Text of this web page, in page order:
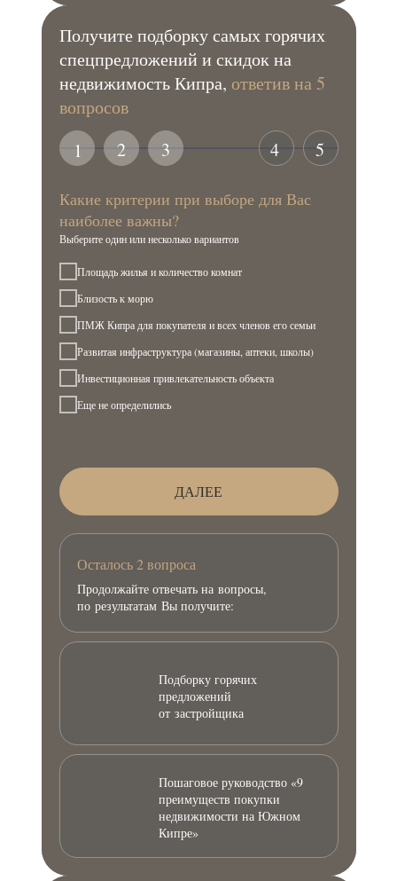
4
2
1
Подборку горячих
предложений
от застройщика
Пошаговое руководство «9
преимуществ покупки
недвижимости на Южном
Кипре»
5
Осталось 2 вопроса
Продолжайте отвечать на вопросы,
по результатам Вы получите:
Получите подборку самых горячих
спецпредложений и скидок на
недвижимость Кипра, ответив на 5
вопросов
Какие критерии при выборе для Вас
наиболее важны?
Выберите один или несколько вариантов
3
Площадь жилья и количество комнат
Близость к морю
ПМЖ Кипра для покупателя и всех членов его семьи
Развитая инфраструктура (магазины, аптеки, школы)
Инвестиционная привлекательность объекта
Еще не определились
ДАЛЕЕ